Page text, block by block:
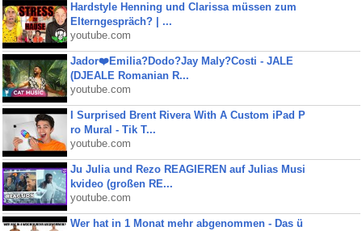
Hardstyle Henning und Clarissa müssen zum
Elterngespräch? | ...
youtube.com
Jador❤️Emilia?Dodo?Jay Maly?Costi - JALE
(DJEALE Romanian R...
youtube.com
I Surprised Brent Rivera With A Custom iPad P
ro Mural - Tik T...
youtube.com
Ju Julia und Rezo REAGIEREN auf Julias Musi
kvideo (großen RE...
youtube.com
Wer hat in 1 Monat mehr abgenommen - Das ü